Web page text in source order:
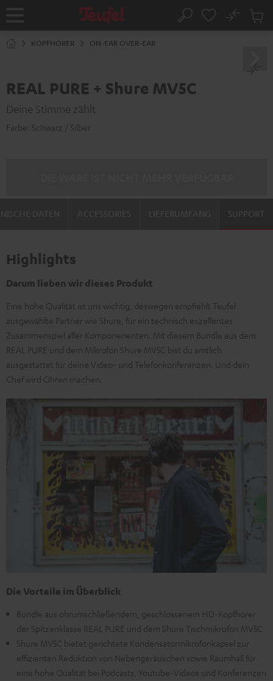
Startseite Suche
No
KOPFHÖRER ON-EAR OVER-EAR
REAL PURE + Shure MV5C
Deine Stimme zählt
Farbe: Schwarz / Silber
SUPPORT
Highlights
Darum lieben wir dieses Produkt
Eine hohe Qualität ist uns wichtig, deswegen empfiehlt Teufel
ausgewählte Partner wie Shure, für ein technisch exzellentes
Zusammenspiel aller Komponenenten. Mit diesem Bundle aus dem
REAL PURE und dem Mikrofon Shure MV5C bist du amtlich
ausgestattet für deine Video- und Telefonkonferenzen. Und dein
Chef wird Ohren machen.
Die Vorteile im Überblick
Bundle aus ohrumschließendem, geschlossenem HD-Kopfhörer
der Spitzenklasse REAL PURE und dem Shure Tischmikrofon MV5C
Shure MV5C bietet gerichtete Kondensatormikrofonkapsel zur
effizienten Reduktion von Nebengeräuschen sowie Raumhall für
eine hohe Qualität bei Podcasts, Youtube-Videos und Konferenzen